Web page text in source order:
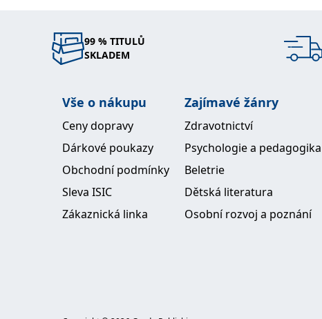
99 % TITULŮ
SKLADEM
Vše o nákupu
Ceny dopravy
Dárkové poukazy
Obchodní podmínky
Sleva ISIC
Zákaznická linka
Zajímavé žánry
Zdravotnictví
Psychologie a pedagogika
Beletrie
Dětská literatura
Osobní rozvoj a poznání